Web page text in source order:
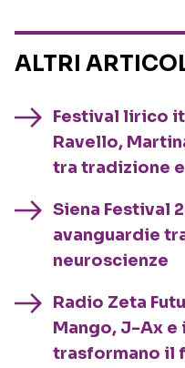
ALTRI
Festival lirico
Ravello,
tra tradizione
Siena Festival
avanguardie
neuroscienze
Radio Zeta
Mango, J-Ax e
trasformano il